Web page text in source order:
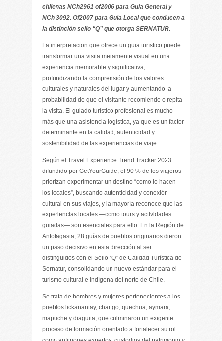
chilenas NCh2961 of2006 para Guía General y
NCh 3092. Of2007 para Guía Local que conducen a
la distinción sello “Q” que otorga SERNATUR.
La interpretación que ofrece un guía turístico puede
transformar una visita meramente visual en una
experiencia memorable y significativa,
profundizando la comprensión de los valores
culturales y naturales del lugar y aumentando la
probabilidad de que el visitante recomiende o repita
la visita. El guiado turístico profesional es mucho
más que una asistencia logística, ya que es un factor
determinante en la calidad, autenticidad y
sostenibilidad de las experiencias de viaje.
Según el Travel Experience Trend Tracker 2023
difundido por GetYourGuide, el 90 % de los viajeros
priorizan experimentar un destino “como lo hacen
los locales”, buscando autenticidad y conexión
cultural en sus viajes, y la mayoría reconoce que las
experiencias locales —como tours y actividades
guiadas— son esenciales para ello. En la Región de
Antofagasta, 28 guías de pueblos originarios dieron
un paso decisivo en esta dirección al ser
distinguidos con el Sello “Q” de Calidad Turística de
Sernatur, consolidando un nuevo estándar para el
turismo cultural e indígena del norte de Chile.
Se trata de hombres y mujeres pertenecientes a los
pueblos lickanantay, chango, quechua, aymara,
mapuche y diaguita, que culminaron un exigente
proceso de formación orientado a fortalecer su rol